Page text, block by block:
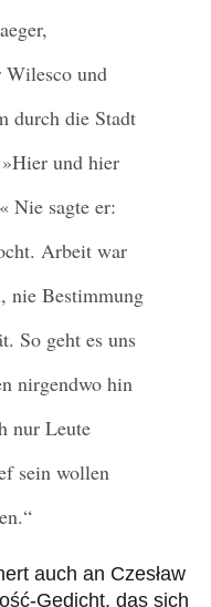
und
durch die Stadt
und hier
Nie sagte er:
Arbeit war
nie Bestimmung
So geht es uns
nirgendwo hin
nur Leute
sein wollen
auch an Czesław
Gedicht, das sich